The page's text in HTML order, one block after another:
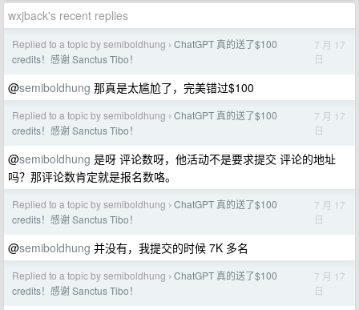
wxjback's recent replies
Replied to a topic by semiboldhung › ChatGPT 真的送了$100
credits！感谢 Sanctus Tibo！
7 月 17
日
@semiboldhung 那真是太尴尬了，完美错过$100
Replied to a topic by semiboldhung › ChatGPT 真的送了$100
credits！感谢 Sanctus Tibo！
7 月 17
日
@semiboldhung 是呀 评论数呀，他活动不是要求提交 评论的地址
吗？那评论数肯定就是报名数咯。
Replied to a topic by semiboldhung › ChatGPT 真的送了$100
credits！感谢 Sanctus Tibo！
7 月 17
日
@semiboldhung 并没有，我提交的时候 7K 多名
Replied to a topic by semiboldhung › ChatGPT 真的送了$100
credits！感谢 Sanctus Tibo！
7 月 17
日